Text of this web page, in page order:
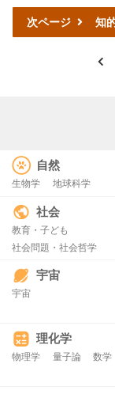
次ページ 知
<
自然
生物学 地球科学
社会
教育・子ども
社会問題・社会哲学
宇宙
宇宙
理化学
物理学 量子論 数学